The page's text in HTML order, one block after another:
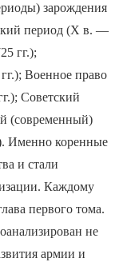
зарождения
период (X в. —
гг.);
Военное право
Советский
(современный)
Именно коренные
и стали
Каждому
первого тома.
не
армии и